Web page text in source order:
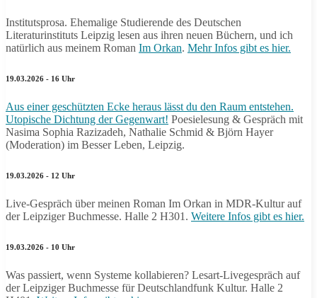
Institutsprosa. Ehemalige Studierende des Deutschen
Literaturinstituts Leipzig lesen aus ihren neuen Büchern, und ich
natürlich aus meinem Roman Im Orkan. Mehr Infos gibt es hier.
19.03.2026 - 16 Uhr
Aus einer geschützten Ecke heraus lässt du den Raum entstehen.
Utopische Dichtung der Gegenwart! Poesielesung & Gespräch mit
Nasima Sophia Razizadeh, Nathalie Schmid & Björn Hayer
(Moderation) im Besser Leben, Leipzig.
19.03.2026 - 12 Uhr
Live-Gespräch über meinen Roman Im Orkan in MDR-Kultur auf
der Leipziger Buchmesse. Halle 2 H301. Weitere Infos gibt es hier.
19.03.2026 - 10 Uhr
Was passiert, wenn Systeme kollabieren? Lesart-Livegespräch auf
der Leipziger Buchmesse für Deutschlandfunk Kultur. Halle 2